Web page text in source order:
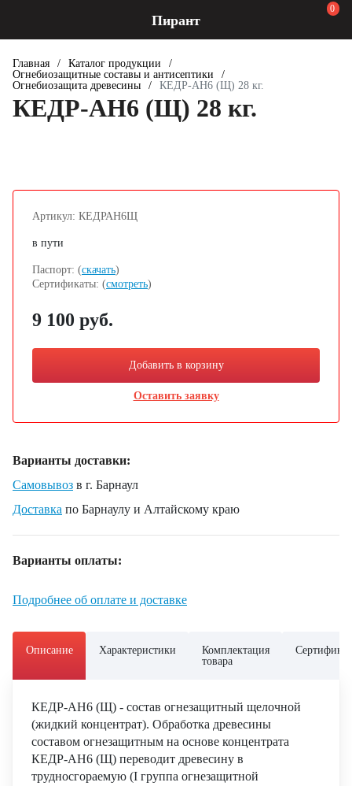
Пирант
0
Главная / Каталог продукции
/
Огнебиозащитные составы и антисептики
/
Огнебиозащита древесины
/ КЕДР-АН6 (Щ) 28 кг.
КЕДР-АН6 (Щ) 28 кг.
Артикул: КЕДРАН6Щ
в пути
Паспорт: (скачать)
Сертификаты: (смотреть)
9 100 руб.
Добавить в корзину
Оставить заявку
Варианты доставки:
Самовывоз в г. Барнаул
Доставка по Барнаулу и Алтайскому краю
Варианты оплаты:
Подробнее об оплате и доставке
Описание Характеристики
Комплектация
товара
КЕДР-АН6 (Щ) - состав огнезащитный щелочной
(жидкий концентрат). Обработка древесины
составом огнезащитным на основе концентрата
КЕДР-АН6 (Щ) переводит древесину в
трудносгораемую (I группа огнезащитной